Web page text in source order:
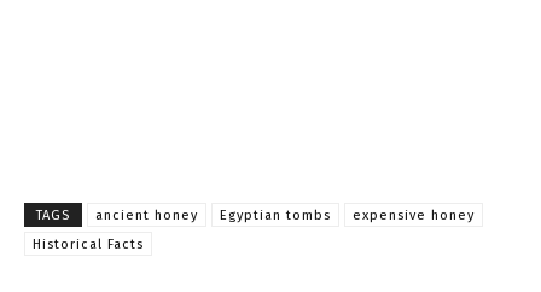
TAGS ancient honey Egyptian tombs
expensive honey
Historical Facts